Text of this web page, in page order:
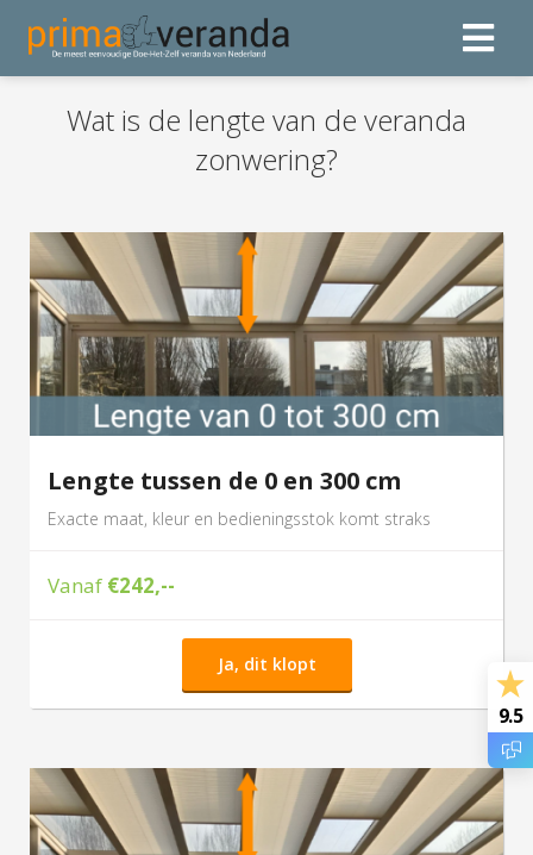
Wat is de lengte van de veranda
zonwering?
Lengte tussen de 0 en 300 cm
Exacte maat, kleur en bedieningsstok komt straks
Vanaf €242,--
Ja, dit klopt
9.5